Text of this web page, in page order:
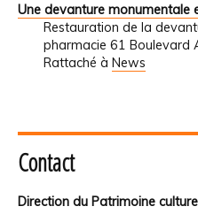
Une devanture monumentale
Restauration de la
pharmacie 61 Boulevard
Rattaché à News
Contact
Direction du Patrimoine